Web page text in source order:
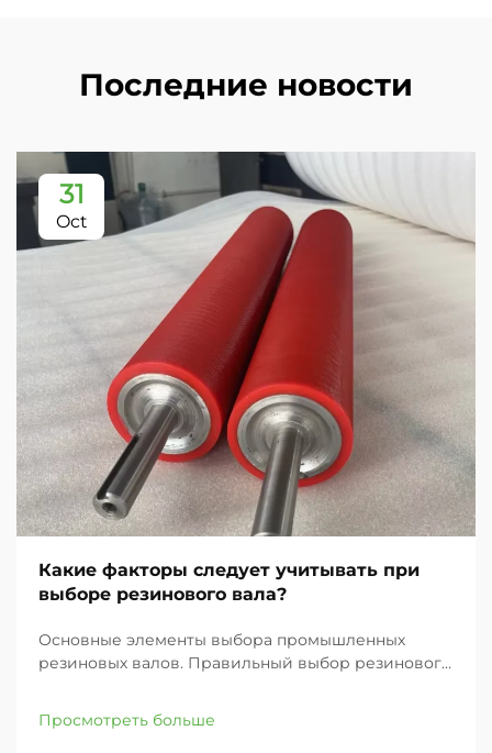
Последние новости
31
Oct
Какие факторы следует учитывать при
выборе резинового вала?
Основные элементы выбора промышленных
резиновых валов. Правильный выбор резинового
может значительно повлиять на эффективность
работы, качество продукции и общую
Просмотреть больше